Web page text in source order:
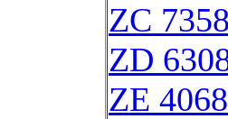
ZC
ZD
ZE